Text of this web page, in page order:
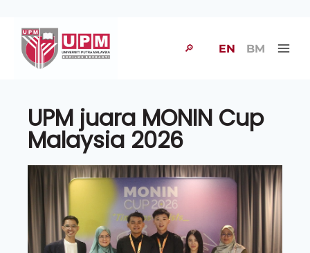
🔎 EN BM
UPM juara MONIN Cup
Malaysia 2026